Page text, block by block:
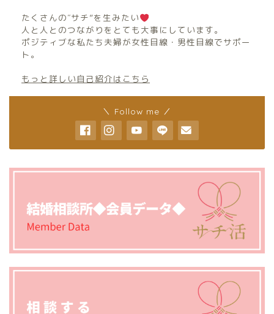
たくさんの″サチ”を生みたい
人と人とのつながりをとても大事にしています。
ポジティブな私たち夫婦が女性目線・男性目線でサポー
ト。
もっと詳しい自己紹介はこちら
＼ Follow me ／